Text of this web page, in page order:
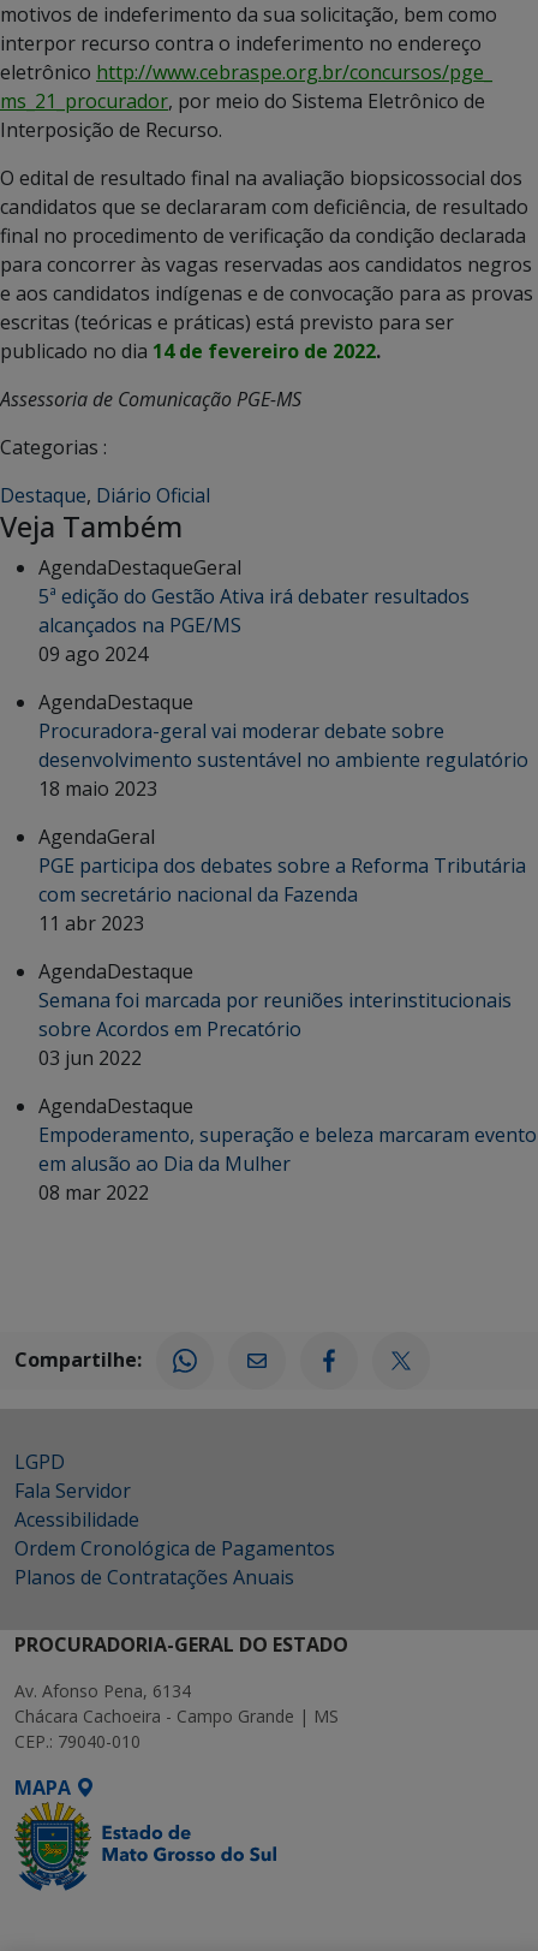
motivos de indeferimento da sua solicitação, bem como
interpor recurso contra o indeferimento no endereço
eletrônico http://www.cebraspe.org.br/concursos/pge_
ms_21_procurador, por meio do Sistema Eletrônico de
Interposição de Recurso.
O edital de resultado final na avaliação biopsicossocial dos
candidatos que se declararam com deficiência, de resultado
final no procedimento de verificação da condição declarada
para concorrer às vagas reservadas aos candidatos negros
e aos candidatos indígenas e de convocação para as provas
escritas (teóricas e práticas) está previsto para ser
publicado no dia 14 de fevereiro de 2022.
Assessoria de Comunicação PGE-MS
Categorias :
Destaque, Diário Oficial
Veja Também
AgendaDestaqueGeral
5ª edição do Gestão Ativa irá debater resultados
alcançados na PGE/MS
09 ago 2024
AgendaDestaque
Procuradora-geral vai moderar debate sobre
desenvolvimento sustentável no ambiente regulatório
18 maio 2023
AgendaGeral
PGE participa dos debates sobre a Reforma Tributária
com secretário nacional da Fazenda
11 abr 2023
AgendaDestaque
Semana foi marcada por reuniões interinstitucionais
sobre Acordos em Precatório
03 jun 2022
AgendaDestaque
Empoderamento, superação e beleza marcaram evento
em alusão ao Dia da Mulher
08 mar 2022
Compartilhe:
LGPD
Fala Servidor
Acessibilidade
Ordem Cronológica de Pagamentos
Planos de Contratações Anuais
PROCURADORIA-GERAL DO ESTADO
Av. Afonso Pena, 6134
Chácara Cachoeira - Campo Grande | MS
CEP.: 79040-010
MAPA